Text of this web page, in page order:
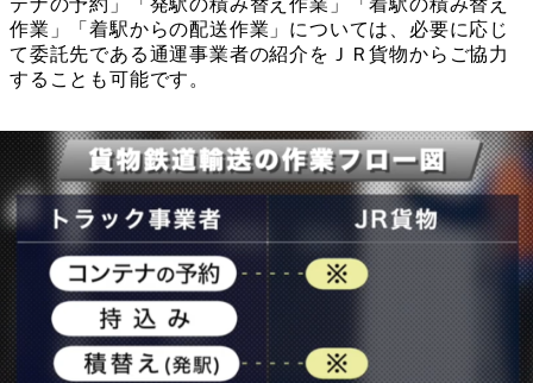
作業」「着駅からの配送作業」については、必要に応じ
て委託先である通運事業者の紹介をＪＲ貨物からご協力
することも可能です。